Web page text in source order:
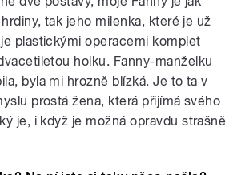
tak jeho milenka, které je už
plastickými operacemi komplet
holku. Fanny-manželku
byla mi hrozně blízká. Je to ta v
prostá žena, která přijímá svého
je, i když je možná opravdu strašně